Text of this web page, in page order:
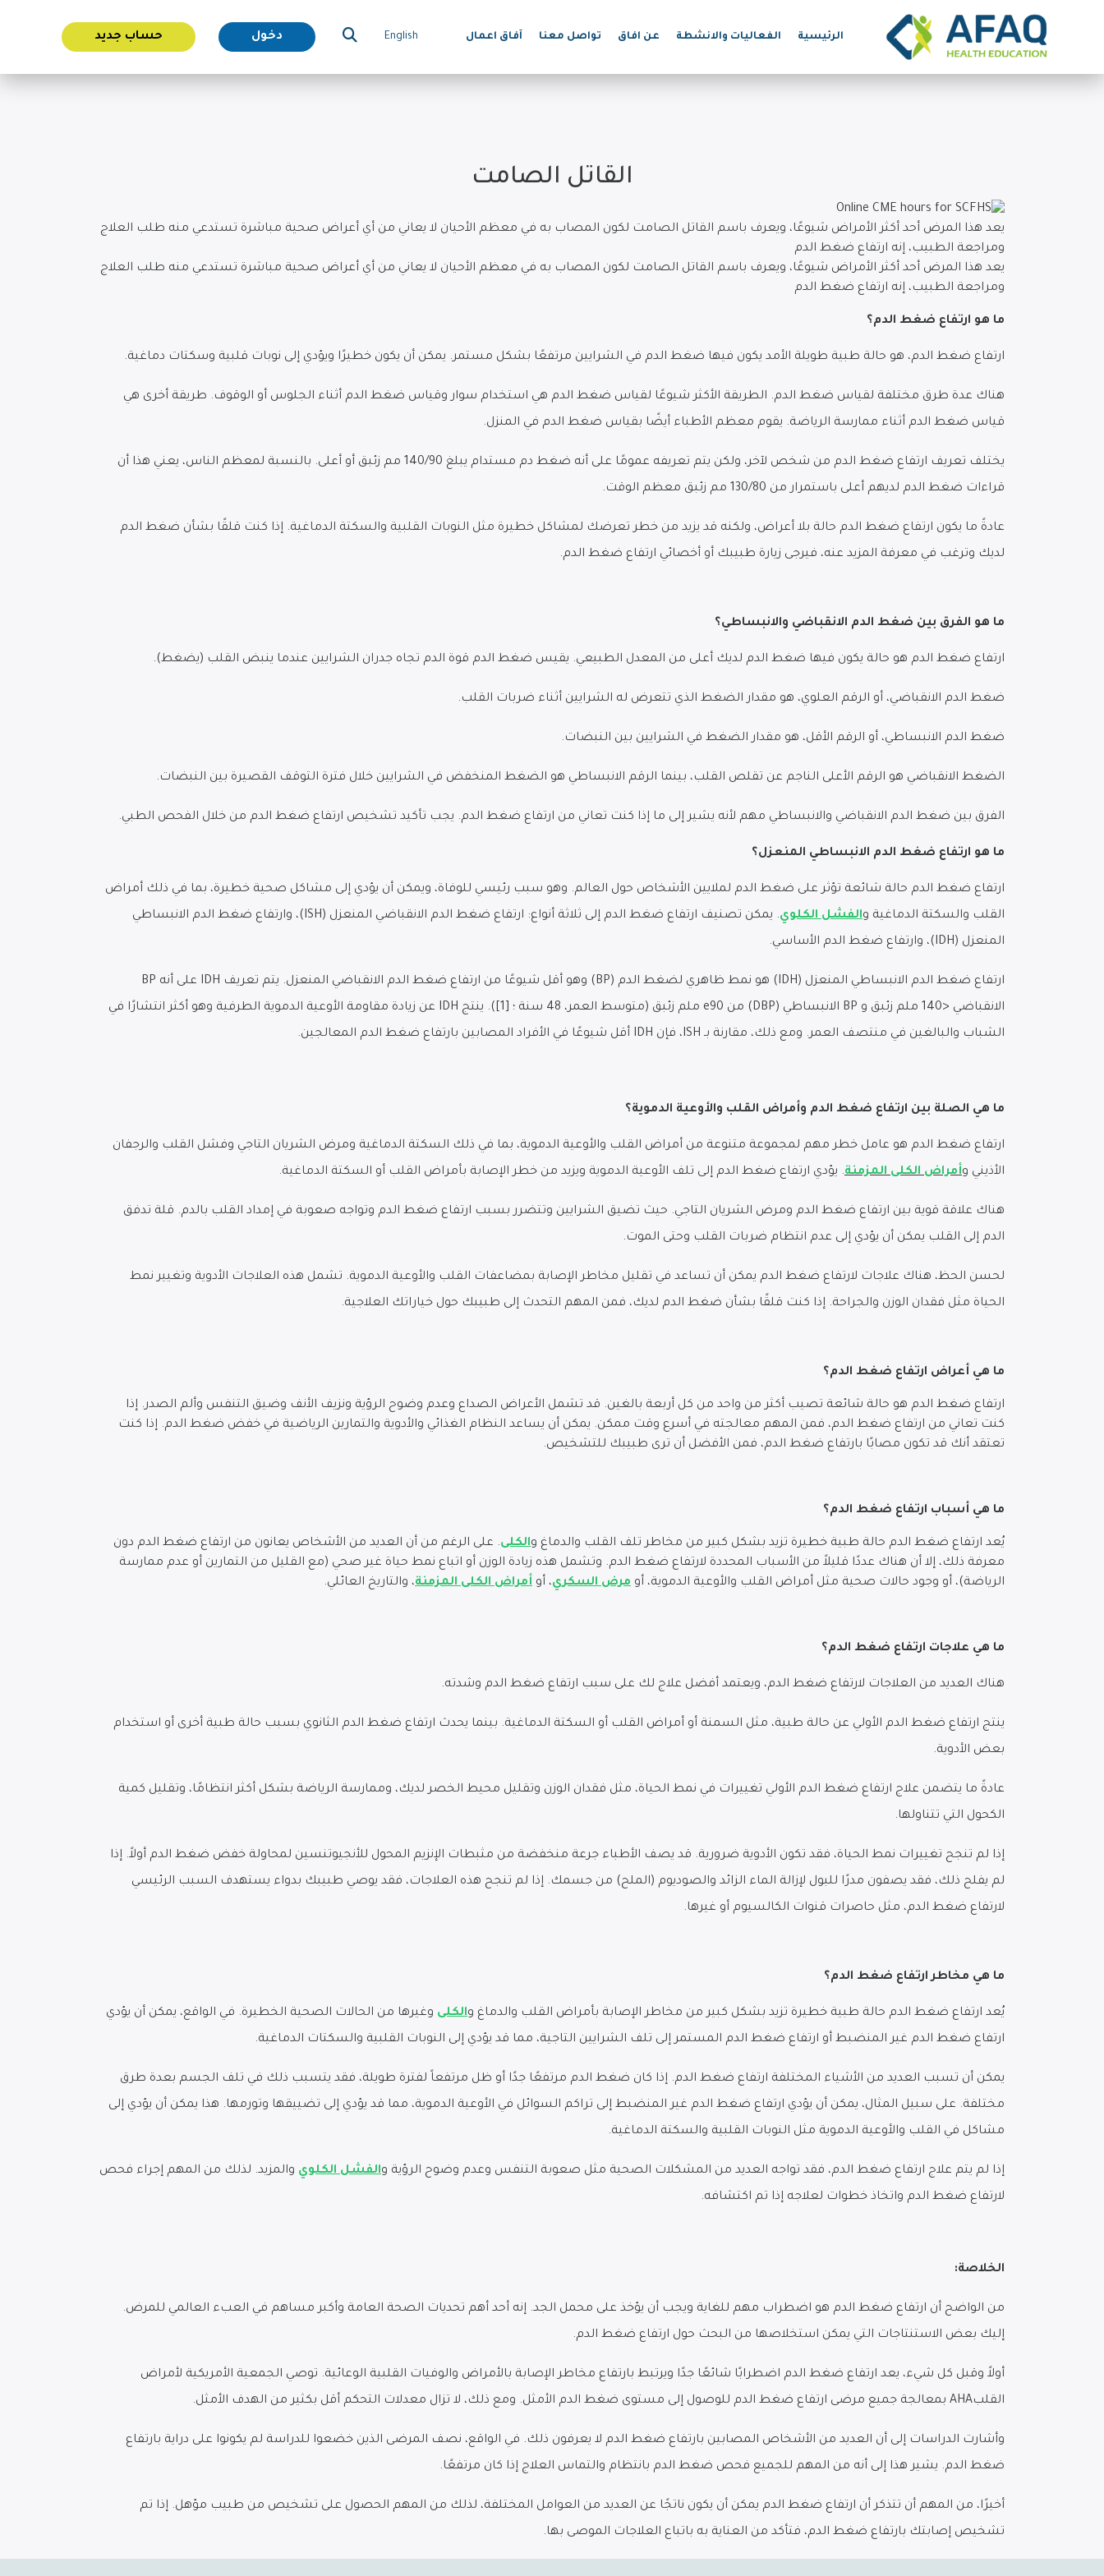
الرئيسية الفعاليات والانشطة عن افاق تواصل معنا آفاق اعمال English دخول حساب جديد
القاتل الصامت
يعد هذا المرض أحد أكثر الأمراض شيوعًا، ويعرف باسم القاتل الصامت لكون المصاب به في معظم الأحيان لا يعاني من أي أعراض صحية مباشرة تستدعي منه طلب العلاج
ومراجعة الطبيب، إنه ارتفاع ضغط الدم
يعد هذا المرض أحد أكثر الأمراض شيوعًا، ويعرف باسم القاتل الصامت لكون المصاب به في معظم الأحيان لا يعاني من أي أعراض صحية مباشرة تستدعي منه طلب العلاج
ومراجعة الطبيب، إنه ارتفاع ضغط الدم
ما هو ارتفاع ضغط الدم؟
ارتفاع ضغط الدم، هو حالة طبية طويلة الأمد يكون فيها ضغط الدم في الشرايين مرتفعًا بشكل مستمر. يمكن أن يكون خطيرًا ويؤدي إلى نوبات قلبية وسكتات دماغية.
هناك عدة طرق مختلفة لقياس ضغط الدم. الطريقة الأكثر شيوعًا لقياس ضغط الدم هي استخدام سوار وقياس ضغط الدم أثناء الجلوس أو الوقوف. طريقة أخرى هي
قياس ضغط الدم أثناء ممارسة الرياضة. يقوم معظم الأطباء أيضًا بقياس ضغط الدم في المنزل.
يختلف تعريف ارتفاع ضغط الدم من شخص لآخر، ولكن يتم تعريفه عمومًا على أنه ضغط دم مستدام يبلغ 140/90 مم زئبق أو أعلى. بالنسبة لمعظم الناس، يعني هذا أن
قراءات ضغط الدم لديهم أعلى باستمرار من 130/80 مم زئبق معظم الوقت.
عادةً ما يكون ارتفاع ضغط الدم حالة بلا أعراض، ولكنه قد يزيد من خطر تعرضك لمشاكل خطيرة مثل النوبات القلبية والسكتة الدماغية. إذا كنت قلقًا بشأن ضغط الدم
لديك وترغب في معرفة المزيد عنه، فيرجى زيارة طبيبك أو أخصائي ارتفاع ضغط الدم.
ما هو الفرق بين ضغط الدم الانقباضي والانبساطي؟
ارتفاع ضغط الدم هو حالة يكون فيها ضغط الدم لديك أعلى من المعدل الطبيعي. يقيس ضغط الدم قوة الدم تجاه جدران الشرايين عندما ينبض القلب (يضغط).
ضغط الدم الانقباضي، أو الرقم العلوي، هو مقدار الضغط الذي تتعرض له الشرايين أثناء ضربات القلب.
ضغط الدم الانبساطي، أو الرقم الأقل، هو مقدار الضغط في الشرايين بين النبضات.
الضغط الانقباضي هو الرقم الأعلى الناجم عن تقلص القلب، بينما الرقم الانبساطي هو الضغط المنخفض في الشرايين خلال فترة التوقف القصيرة بين النبضات.
الفرق بين ضغط الدم الانقباضي والانبساطي مهم لأنه يشير إلى ما إذا كنت تعاني من ارتفاع ضغط الدم. يجب تأكيد تشخيص ارتفاع ضغط الدم من خلال الفحص الطبي.
ما هو ارتفاع ضغط الدم الانبساطي المنعزل؟
ارتفاع ضغط الدم حالة شائعة تؤثر على ضغط الدم لملايين الأشخاص حول العالم. وهو سبب رئيسي للوفاة، ويمكن أن يؤدي إلى مشاكل صحية خطيرة، بما في ذلك أمراض
القلب والسكتة الدماغية والفشل الكلوي
. يمكن تصنيف ارتفاع ضغط الدم إلى ثلاثة أنواع: ارتفاع ضغط الدم الانقباضي المنعزل (ISH)، وارتفاع ضغط الدم الانبساطي
المنعزل (IDH)، وارتفاع ضغط الدم الأساسي.
ارتفاع ضغط الدم الانبساطي المنعزل (IDH) هو نمط ظاهري لضغط الدم (BP) وهو أقل شيوعًا من ارتفاع ضغط الدم الانقباضي المنعزل. يتم تعريف IDH على أنه BP
الانقباضي <140 ملم زئبق و BP الانبساطي (DBP) من e90 ملم زئبق (متوسط ​​العمر، 48 سنة ؛ [1]). ينتج IDH عن زيادة مقاومة الأوعية الدموية الطرفية وهو أكثر انتشارًا في
الشباب والبالغين في منتصف العمر. ومع ذلك، مقارنة بـ ISH، فإن IDH أقل شيوعًا في الأفراد المصابين بارتفاع ضغط الدم المعالجين.
ما هي الصلة بين ارتفاع ضغط الدم وأمراض القلب والأوعية الدموية؟
ارتفاع ضغط الدم هو عامل خطر مهم لمجموعة متنوعة من أمراض القلب والأوعية الدموية، بما في ذلك السكتة الدماغية ومرض الشريان التاجي وفشل القلب والرجفان
الأذيني وأمراض الكلى المزمنة. يؤدي ارتفاع ضغط الدم إلى تلف الأوعية الدموية ويزيد من خطر الإصابة بأمراض القلب أو السكتة الدماغية.
هناك علاقة قوية بين ارتفاع ضغط الدم ومرض الشريان التاجي. حيث تضيق الشرايين وتتضرر بسبب ارتفاع ضغط الدم وتواجه صعوبة في إمداد القلب بالدم. قلة تدفق
الدم إلى القلب يمكن أن يؤدي إلى عدم انتظام ضربات القلب وحتى الموت.
لحسن الحظ، هناك علاجات لارتفاع ضغط الدم يمكن أن تساعد في تقليل مخاطر الإصابة بمضاعفات القلب والأوعية الدموية. تشمل هذه العلاجات الأدوية وتغيير نمط
الحياة مثل فقدان الوزن والجراحة. إذا كنت قلقًا بشأن ضغط الدم لديك، فمن المهم التحدث إلى طبيبك حول خياراتك العلاجية.
ما هي أعراض ارتفاع ضغط الدم؟
ارتفاع ضغط الدم هو حالة شائعة تصيب أكثر من واحد من كل أربعة بالغين. قد تشمل الأعراض الصداع وعدم وضوح الرؤية ونزيف الأنف وضيق التنفس وألم الصدر. إذا
كنت تعاني من ارتفاع ضغط الدم، فمن المهم معالجته في أسرع وقت ممكن. يمكن أن يساعد النظام الغذائي والأدوية والتمارين الرياضية في خفض ضغط الدم. إذا كنت
تعتقد أنك قد تكون مصابًا بارتفاع ضغط الدم، فمن الأفضل أن ترى طبيبك للتشخيص.
ما هي أسباب ارتفاع ضغط الدم؟
يُعد ارتفاع ضغط الدم حالة طبية خطيرة تزيد بشكل كبير من مخاطر تلف القلب والدماغ والكلى. على الرغم من أن العديد من الأشخاص يعانون من ارتفاع ضغط الدم دون
معرفة ذلك، إلا أن هناك عددًا قليلاً من الأسباب المحددة لارتفاع ضغط الدم. وتشمل هذه زيادة الوزن أو اتباع نمط حياة غير صحي (مع القليل من التمارين أو عدم ممارسة
الرياضة)، أو وجود حالات صحية مثل أمراض القلب والأوعية الدموية، أو مرض السكري، أو أمراض الكلى المزمنة، والتاريخ العائلي.
ما هي علاجات ارتفاع ضغط الدم؟
هناك العديد من العلاجات لارتفاع ضغط الدم، ويعتمد أفضل علاج لك على سبب ارتفاع ضغط الدم وشدته.
ينتج ارتفاع ضغط الدم الأولي عن حالة طبية، مثل السمنة أو أمراض القلب أو السكتة الدماغية. بينما يحدث ارتفاع ضغط الدم الثانوي بسبب حالة طبية أخرى أو استخدام
بعض الأدوية.
عادةً ما يتضمن علاج ارتفاع ضغط الدم الأولي تغييرات في نمط الحياة، مثل فقدان الوزن وتقليل محيط الخصر لديك، وممارسة الرياضة بشكل أكثر انتظامًا، وتقليل كمية
الكحول التي تتناولها.
إذا لم تنجح تغييرات نمط الحياة، فقد تكون الأدوية ضرورية. قد يصف الأطباء جرعة منخفضة من مثبطات الإنزيم المحول للأنجيوتنسين لمحاولة خفض ضغط الدم أولاً. إذا
لم يفلح ذلك، فقد يصفون مدرًا للبول لإزالة الماء الزائد والصوديوم (الملح) من جسمك. إذا لم تنجح هذه العلاجات، فقد يوصي طبيبك بدواء يستهدف السبب الرئيسي
لارتفاع ضغط الدم، مثل حاصرات قنوات الكالسيوم أو غيرها.
ما هي مخاطر ارتفاع ضغط الدم؟
يُعد ارتفاع ضغط الدم حالة طبية خطيرة تزيد بشكل كبير من مخاطر الإصابة بأمراض القلب والدماغ والكلى وغيرها من الحالات الصحية الخطيرة. في الواقع، يمكن أن يؤدي
ارتفاع ضغط الدم غير المنضبط أو ارتفاع ضغط الدم المستمر إلى تلف الشرايين التاجية، مما قد يؤدي إلى النوبات القلبية والسكتات الدماغية.
يمكن أن تسبب العديد من الأشياء المختلفة ارتفاع ضغط الدم. إذا كان ضغط الدم مرتفعًا جدًا أو ظل مرتفعاً لفترة طويلة، فقد يتسبب ذلك في تلف الجسم بعدة طرق
مختلفة. على سبيل المثال، يمكن أن يؤدي ارتفاع ضغط الدم غير المنضبط إلى تراكم السوائل في الأوعية الدموية، مما قد يؤدي إلى تضييقها وتورمها. هذا يمكن أن يؤدي إلى
مشاكل في القلب والأوعية الدموية مثل النوبات القلبية والسكتة الدماغية.
إذا لم يتم علاج ارتفاع ضغط الدم، فقد تواجه العديد من المشكلات الصحية مثل صعوبة التنفس وعدم وضوح الرؤية والفشل الكلوي والمزيد. لذلك من المهم إجراء فحص
لارتفاع ضغط الدم واتخاذ خطوات لعلاجه إذا تم اكتشافه.
الخلاصة:
من الواضح أن ارتفاع ضغط الدم هو اضطراب مهم للغاية ويجب أن يؤخذ على محمل الجد. إنه أحد أهم تحديات الصحة العامة وأكبر مساهم في العبء العالمي للمرض.
إليك بعض الاستنتاجات التي يمكن استخلاصها من البحث حول ارتفاع ضغط الدم.
أولاً وقبل كل شيء، يعد ارتفاع ضغط الدم اضطرابًا شائعًا جدًا ويرتبط بارتفاع مخاطر الإصابة بالأمراض والوفيات القلبية الوعائية. توصي الجمعية الأمريكية لأمراض
القلبAHA بمعالجة جميع مرضى ارتفاع ضغط الدم للوصول إلى مستوى ضغط الدم الأمثل. ومع ذلك، لا تزال معدلات التحكم أقل بكثير من الهدف الأمثل.
وأشارت الدراسات إلى أن العديد من الأشخاص المصابين بارتفاع ضغط الدم لا يعرفون ذلك. في الواقع، نصف المرضى الذين خضعوا للدراسة لم يكونوا على دراية بارتفاع
ضغط الدم. يشير هذا إلى أنه من المهم للجميع فحص ضغط الدم بانتظام والتماس العلاج إذا كان مرتفعًا.
أخيرًا، من المهم أن تتذكر أن ارتفاع ضغط الدم يمكن أن يكون ناتجًا عن العديد من العوامل المختلفة، لذلك من المهم الحصول على تشخيص من طبيب مؤهل. إذا تم
تشخيص إصابتك بارتفاع ضغط الدم، فتأكد من العناية به باتباع العلاجات الموصى بها.